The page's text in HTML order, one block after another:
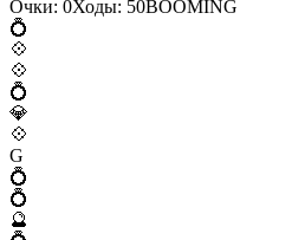
Очки: 0Ходы: 50BOOMING
💍
💠
💠
💍
💎
💠
G
💍
💍
🔮